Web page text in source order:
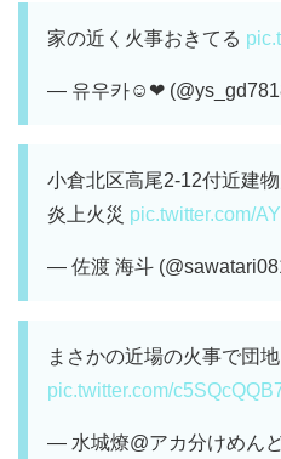
家の近く火事おきてる
— 유우카☺︎❤︎
小倉北区高尾2-12付近建物
炎上火災 pic.twitter.com/
— 佐渡 海斗
まさかの近場の火事で団
pic.twitter.com/
— 水城燎@アカ分けめん